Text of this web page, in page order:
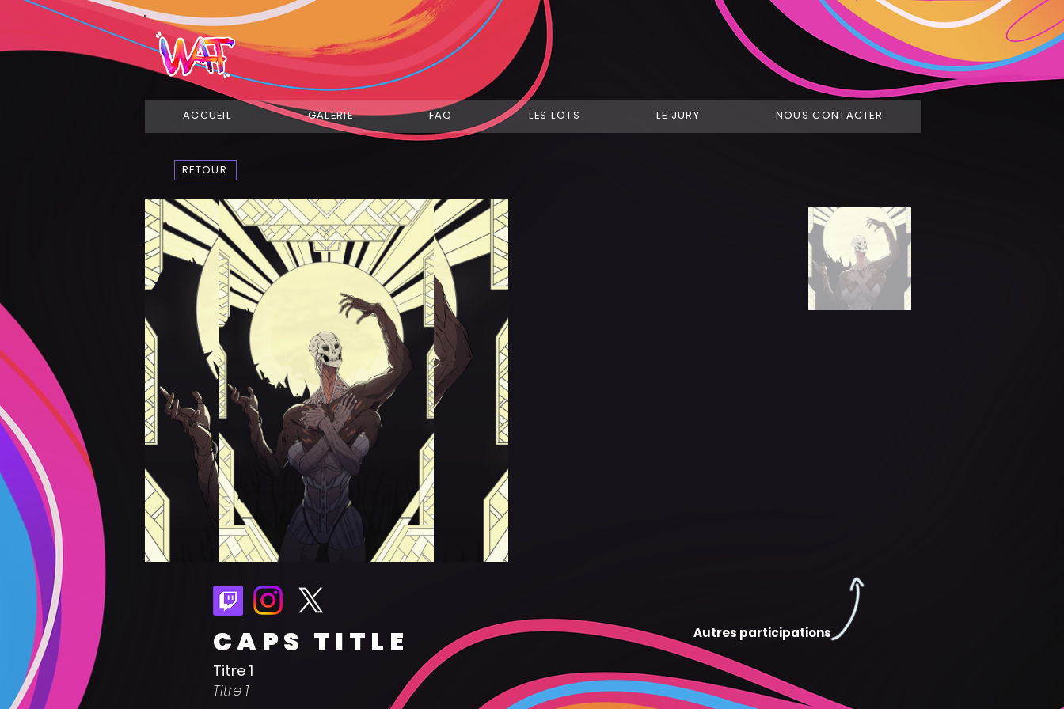
ACCUEIL GALERIE FAQ LES LOTS LE JURY NOUS CONTACTER
RETOUR
CAPS TITLE Autres participations
Titre 1
Titre 1